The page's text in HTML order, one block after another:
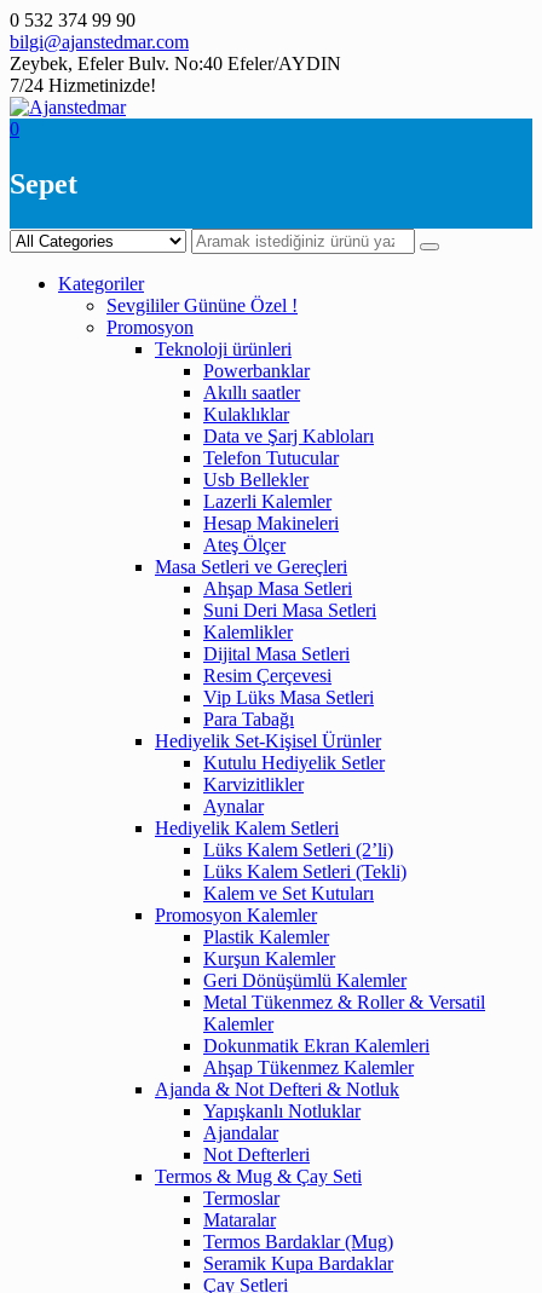
Skip
to
content
0 532 374 99 90
bilgi@ajanstedmar.com
Zeybek, Efeler Bulv. No:40 Efeler/AYDIN
7/24 Hizmetinizde!
0
Sepet
Kategoriler
Sevgililer Gününe Özel !
Promosyon
Teknoloji ürünleri
Powerbanklar
Akıllı saatler
Kulaklıklar
Data ve Şarj Kabloları
Telefon Tutucular
Usb Bellekler
Lazerli Kalemler
Hesap Makineleri
Ateş Ölçer
Masa Setleri ve Gereçleri
Ahşap Masa Setleri
Suni Deri Masa Setleri
Kalemlikler
Dijital Masa Setleri
Resim Çerçevesi
Vip Lüks Masa Setleri
Para Tabağı
Hediyelik Set-Kişisel Ürünler
Kutulu Hediyelik Setler
Karvizitlikler
Aynalar
Hediyelik Kalem Setleri
Lüks Kalem Setleri (2’li)
Lüks Kalem Setleri (Tekli)
Kalem ve Set Kutuları
Promosyon Kalemler
Plastik Kalemler
Kurşun Kalemler
Geri Dönüşümlü Kalemler
Metal Tükenmez & Roller & Versatil
Kalemler
Dokunmatik Ekran Kalemleri
Ahşap Tükenmez Kalemler
Ajanda & Not Defteri & Notluk
Yapışkanlı Notluklar
Ajandalar
Not Defterleri
Termos & Mug & Çay Seti
Termoslar
Mataralar
Termos Bardaklar (Mug)
Seramik Kupa Bardaklar
Çay Setleri